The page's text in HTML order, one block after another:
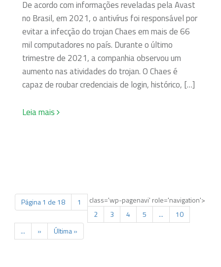
De acordo com informações reveladas pela Avast
no Brasil, em 2021, o antivírus foi responsável por
evitar a infecção do trojan Chaes em mais de 66
mil computadores no país. Durante o último
trimestre de 2021, a companhia observou um
aumento nas atividades do trojan. O Chaes é
capaz de roubar credenciais de login, histórico, […]
Leia mais
class='wp-pagenavi' role='navigation'>
Página 1 de 18
1
2
3 4 5 ...
10
...
» Última »